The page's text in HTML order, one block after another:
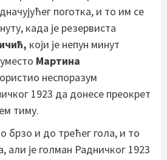
поготка, и то им се
када је резервиста
који је непун минут
Мартина
неспоразум
1923 да донесе преокрет
тиму.
брзо и до трећег гола, и то
али је голман Радничког 1923